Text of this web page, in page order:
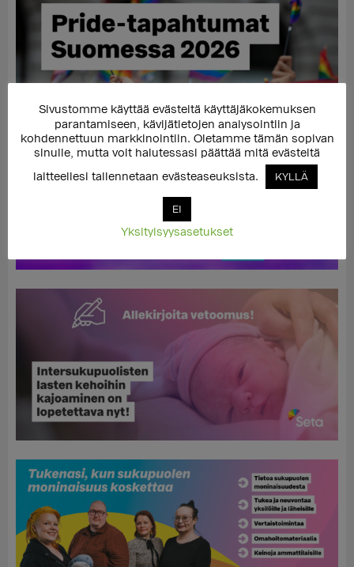
Sivustomme käyttää evästeitä käyttäjäkokemuksen
parantamiseen, kävijätietojen analysointiin ja
kohdennettuun markkinointiin. Oletamme tämän sopivan
sinulle, mutta voit halutessasi päättää mitä evästeitä
laitteellesi tallennetaan evästeaseuksista.
KYLLÄ
EI
Yksityisyysasetukset